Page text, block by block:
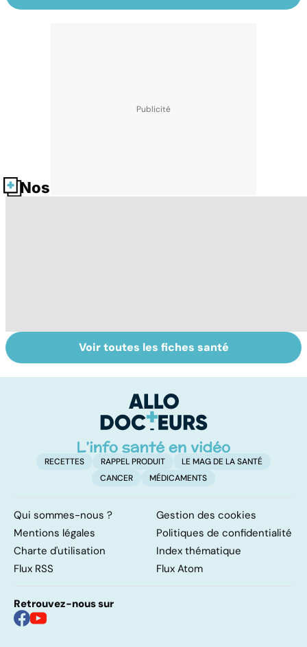
Nos fiches santé
Tout savoir sur
les infections
Inflammation des
amygdales : que
d'angine ?
Voir toutes les fiches santé
RECETTES RAPPEL PRODUIT
LE MAG DE LA SANTÉ
CANCER
MÉDICAMENTS
Qui sommes-nous ?
Gestion des cookies
Mentions légales
Politiques de confidentialité
Charte d'utilisation
Index thématique
Flux RSS
Flux Atom
Retrouvez-nous sur